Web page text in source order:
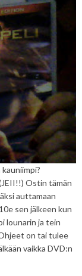
Ostin tämän
auttamaan
sen jälkeen kun
lounarin ja tein
on tai tulee
vaikka DVD:n